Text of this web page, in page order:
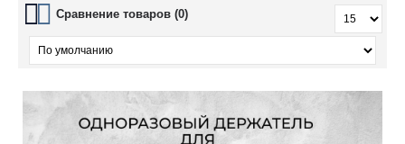
систем
Минимальный уровень шума и вибрации
Ручная сборка в США и строгий контроль качества
Модели с разными ходами — под любые стили и
техники татуировки
Популярные модели Bishop:
Сравнение товаров (0)